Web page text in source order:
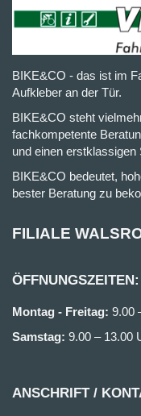
BIKE&CO - das ist im
Aufkleber an der Tür.
BIKE&CO steht
fachkompetente
und einen erstklassigen
BIKE&CO bedeutet,
bester Beratung zu
FILIALE
ÖFFNUNGSZEITEN:
Montag - Freitag: 9.00
Samstag: 9.00 – 13.00
ANSCHRIFT /